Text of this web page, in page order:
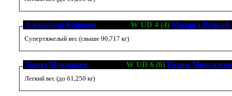
Александр Кабанов W UD 4 (4) Михаил Руцкой
Супертяжелый вес (свыше 90,717 кг)
Давид Макарадзе W UD 6 (6) Рахим Мингалеев
Легкий вес (до 61,250 кг)